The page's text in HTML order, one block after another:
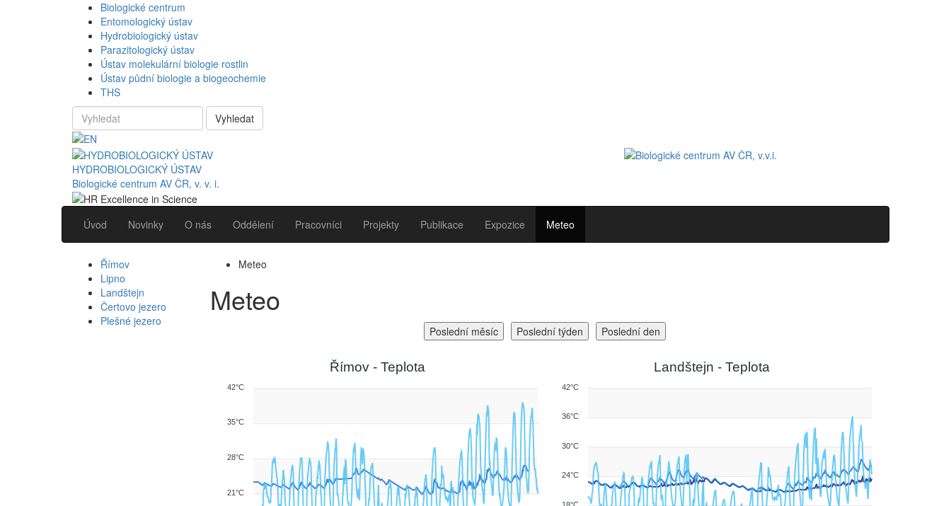
Biologické centrum
Entomologický ústav
Hydrobiologický ústav
Parazitologický ústav
Ústav molekulární biologie rostlin
Ústav půdní biologie a biogeochemie
THS
Vyhledat
HYDROBIOLOGICKÝ ÚSTAV
Biologické centrum AV ČR, v. v. i.
Úvod Novinky O nás Oddělení Pracovníci Projekty Publikace Expozice Meteo
Římov
Lipno
Landštejn
Čertovo jezero
Plešné jezero
Meteo
Meteo
Poslední měsíc Poslední týden Poslední den
Římov - Teplota
42°C
35°C
28°C
21°C
Landštejn - Teplota
42°C
36°C
30°C
24°C
18°C